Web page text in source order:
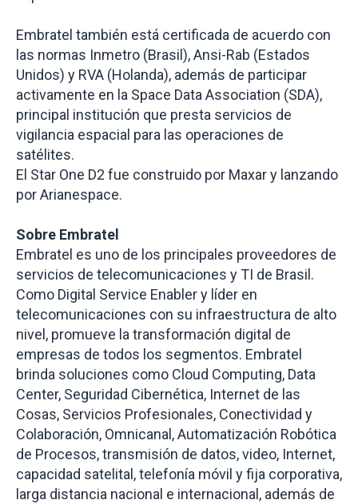
Embratel también está certificada de acuerdo con
las normas Inmetro (Brasil), Ansi-Rab (Estados
Unidos) y RVA (Holanda), además de participar
activamente en la Space Data Association (SDA),
principal institución que presta servicios de
vigilancia espacial para las operaciones de
satélites.
El Star One D2 fue construido por Maxar y lanzando
por Arianespace.
Sobre Embratel
Embratel es uno de los principales proveedores de
servicios de telecomunicaciones y TI de Brasil.
Como Digital Service Enabler y líder en
telecomunicaciones con su infraestructura de alto
nivel, promueve la transformación digital de
empresas de todos los segmentos. Embratel
brinda soluciones como Cloud Computing, Data
Center, Seguridad Cibernética, Internet de las
Cosas, Servicios Profesionales, Conectividad y
Colaboración, Omnicanal, Automatización Robótica
de Procesos, transmisión de datos, video, Internet,
capacidad satelital, telefonía móvil y fija corporativa,
larga distancia nacional e internacional, además de